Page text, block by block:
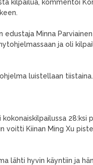
kilpailua, kommentoi
edustaja Minna Parviainen
ja oli
luistellaan tiistaina.
28:ksi
voitti Kiinan Ming Xu
lähti hyvin käyntiin ja hän